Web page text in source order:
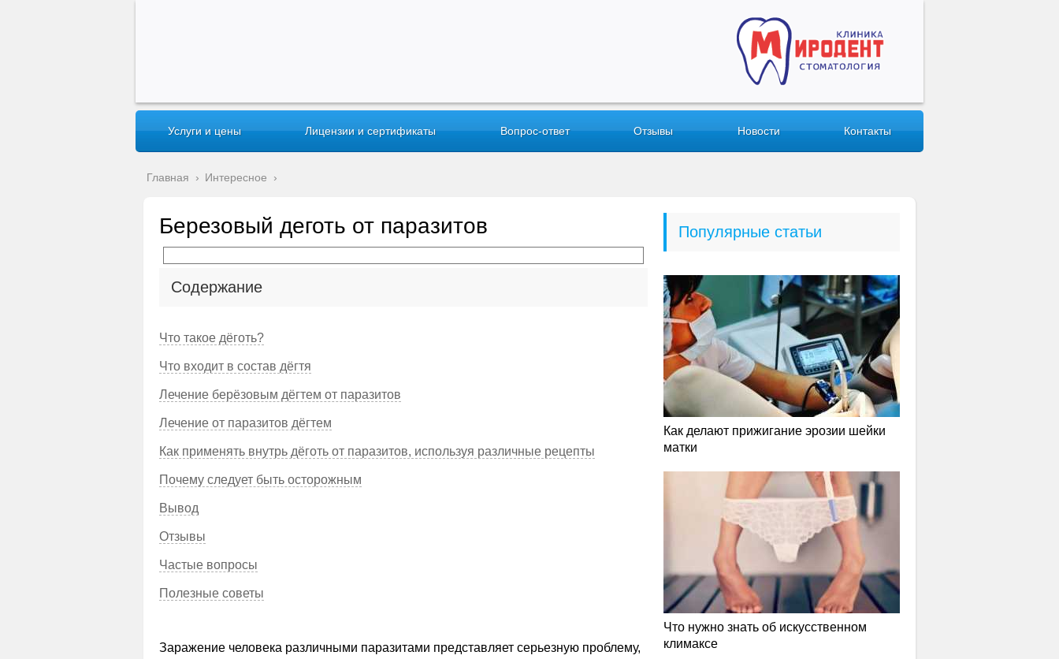
Услуги и цены Лицензии и сертификаты Вопрос-ответ Отзывы Новости Контакты
Главная › Интересное ›
Березовый деготь от паразитов
Содержание
Что такое дёготь?
Что входит в состав дёгтя
Лечение берёзовым дёгтем от паразитов
Лечение от паразитов дёгтем
Как применять внутрь дёготь от паразитов, используя различные рецепты
Почему следует быть осторожным
Вывод
Отзывы
Частые вопросы
Полезные советы
Заражение человека различными паразитами представляет серьезную проблему,
Популярные статьи
Как делают прижигание эрозии шейки
матки
Что нужно знать об искусственном
климаксе